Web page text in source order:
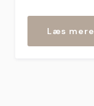
Læs mere